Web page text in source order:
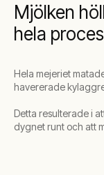
Mjölken
hela
Hela mejeriet
havererade
Detta resulterade i
dygnet runt och att